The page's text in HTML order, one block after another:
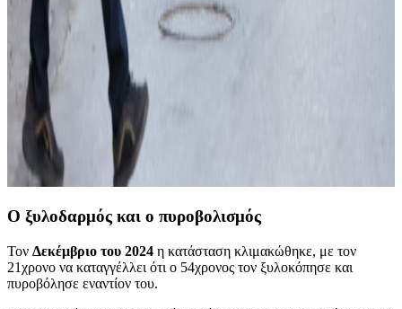
Ο ξυλοδαρμός και ο πυροβολισμός
Τον Δεκέμβριο του 2024 η κατάσταση κλιμακώθηκε, με τον
21χρονο να καταγγέλλει ότι ο 54χρονος τον ξυλοκόπησε και
πυροβόλησε εναντίον του.